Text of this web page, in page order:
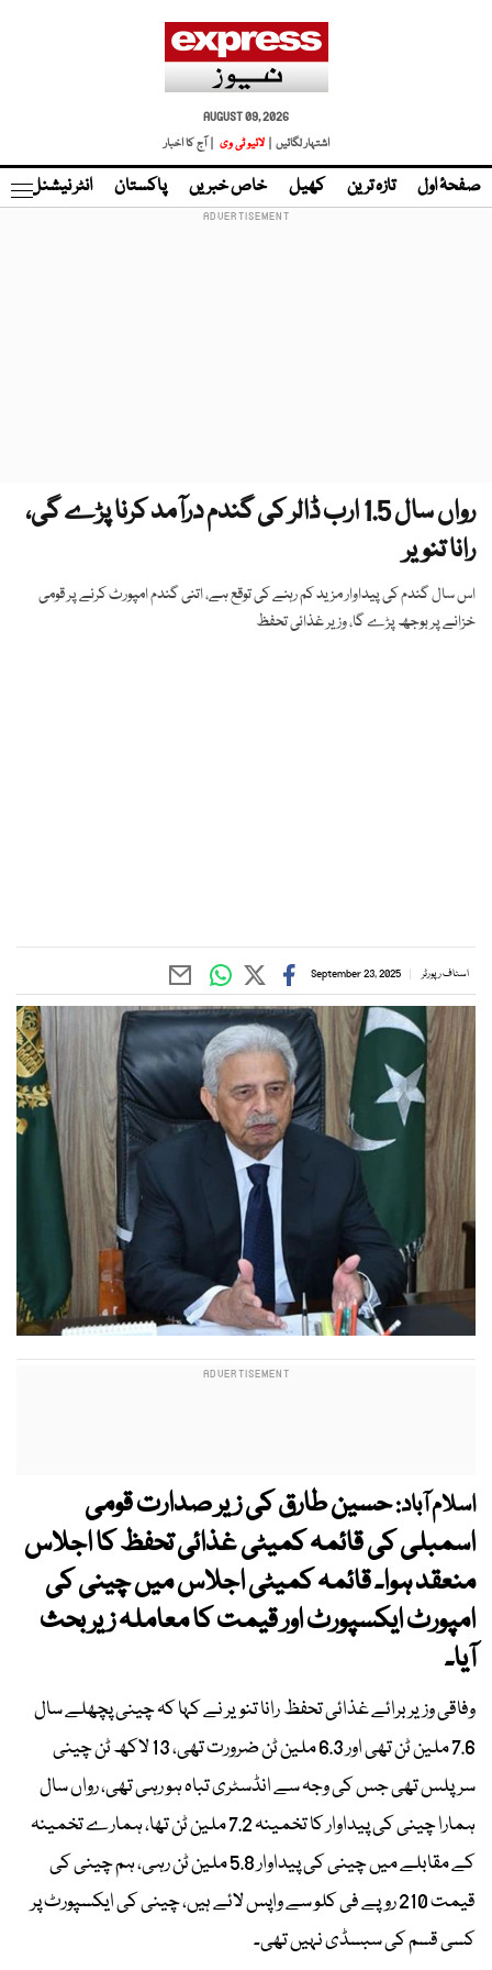
AUGUST 09, 2026
اشتہار لگائیں |
لائیو ٹی وی | آج کا اخبار
صفحۂ اول تازہ ترین کھیل خاص خبریں پاکستان انٹر نیشنل
رواں سال 1.5 ارب ڈالر کی گندم درآمد کرنا پڑے گی،
رانا تنویر
اس سال گندم کی پیداوار مزید کم رہنے کی توقع ہے، اتنی گندم امپورٹ کرنے پر قومی
خزانے پر بوجھ پڑے گا، وزیر غذائی تحفظ
اسٹاف رپورٹر September 23, 2025
اسلام آباد:حسین طارق کی زیر صدارت قومی
اسمبلی کی قائمہ کمیٹی غذائی تحفظ کا اجلاس
منعقد ہوا۔ قائمہ کمیٹی اجلاس میں چینی کی
امپورٹ ایکسپورٹ اور قیمت کا معاملہ زیر بحث
آیا۔
وفاقی وزیر برائے غذائی تحفظ رانا تنویر نے کہا کہ چینی پچھلے سال
7.6 ملین ٹن تھی اور 6.3 ملین ٹن ضرورت تھی، 13 لاکھ ٹن چینی
سرپلس تھی جس کی وجہ سے انڈسٹری تباہ ہو رہی تھی، رواں سال
ہمارا چینی کی پیداوار کا تخمینہ 7.2 ملین ٹن تھا، ہمارے تخمینہ
کے مقابلے میں چینی کی پیداوار 5.8 ملین ٹن رہی، ہم چینی کی
قیمت 210 روپے فی کلو سے واپس لائے ہیں، چینی کی ایکسپورٹ پر
کسی قسم کی سبسڈی نہیں تھی۔